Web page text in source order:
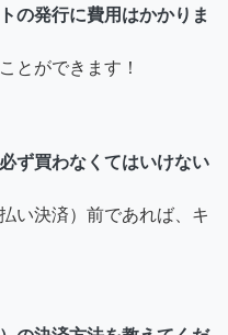
の発行に費用はかかりま
とができます！
ず買わなくてはいけない
い決済）前であれば、キ